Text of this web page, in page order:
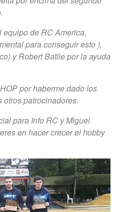
de RC America,
para conseguir esto ),
y Robert Batlle por la ayuda
por haberme dado los
otros patrocinadores.
para Info RC y Miguel
en hacer crecer el hobby